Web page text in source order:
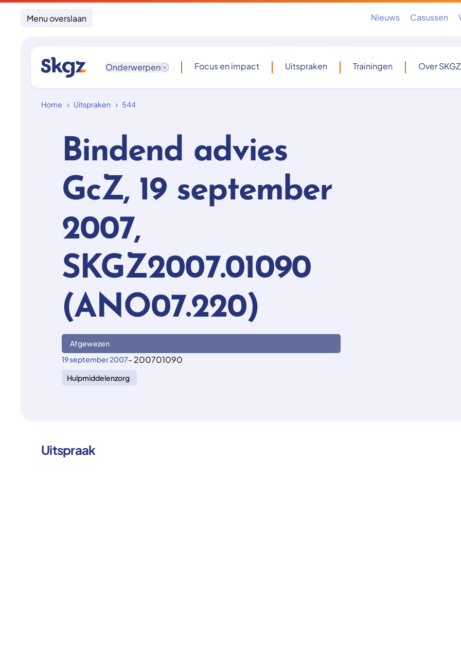
Menu overslaan Nieuws Casussen
Onderwerpen Focus en impact Uitspraken Trainingen Over SKGZ
Home Uitspraken 544
Bindend advies
GcZ, 19 september
2007,
SKGZ2007.01090
(ANO07.220)
Afgewezen
19 september 2007- 200701090
Hulpmiddelenzorg
Uitspraak